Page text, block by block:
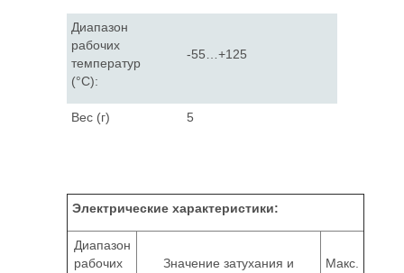
Диапазон
рабочих
температур
(°C):
-55…+125
Вес (г) 5
Электрические характеристики:
Диапазон
рабочих
Значение затухания и
Макс.